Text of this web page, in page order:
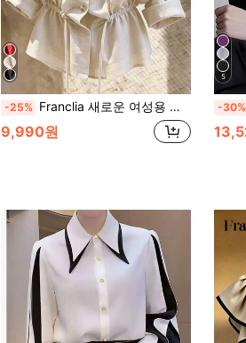
-25% Franclia 새로운 여성용 슬라우치 캐주얼 루즈 슬리밍 드로스트링 긴팔 셔츠
9,990원
5
-30%